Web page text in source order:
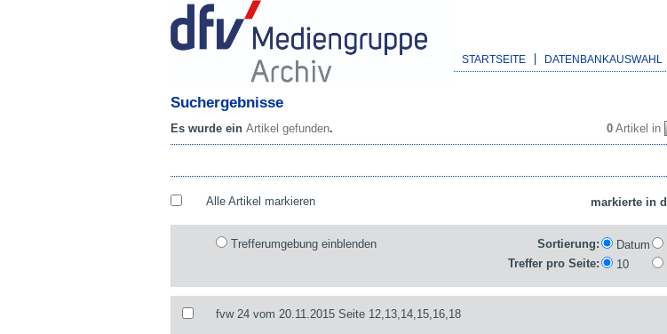
STARTSEITE DATENBANKAUSWAHL
Suchergebnisse
0 Artikel in
Es wurde ein Artikel gefunden.
Alle Artikel markieren
Trefferumgebung einblenden Sortierung: Datum
Treffer pro Seite:
10
fvw 24 vom 20.11.2015 Seite 12,13,14,15,16,18